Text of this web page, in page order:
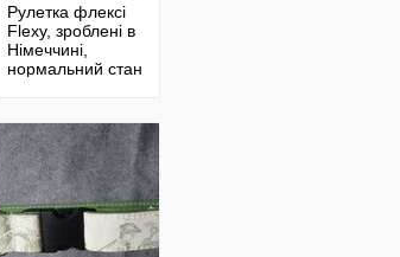
Рулетка флексі
Flexy, зроблені в
Німеччині,
нормальний стан